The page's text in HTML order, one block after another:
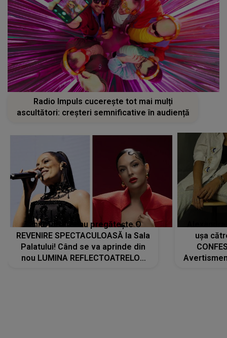
Radio Impuls cucerește tot mai mulți
ascultători: creșteri semnificative în audiență
Tania Turtureanu pregătește O
REVENIRE SPECTACULOASĂ la Sala
Palatului! Când se va aprinde din
nou LUMINA REFLECTOATRELOR
ușa